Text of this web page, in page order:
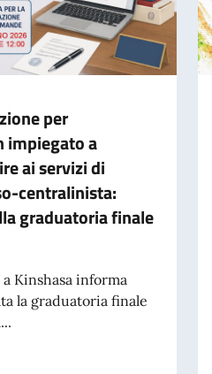
per
impiegato a
ai servizi di
centralinista:
graduatoria finale
a Kinshasa informa
la graduatoria finale